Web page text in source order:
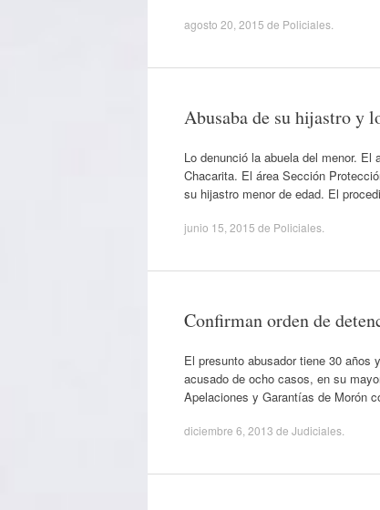
agosto 20, 2015 de Policiales
Abusaba de su hijastro y
Lo denunció la abuela del menor.
Chacarita. El área Sección
su hijastro menor de edad. El
junio 15, 2015 de Policiales
Confirman orden de
El presunto abusador tiene 30
acusado de ocho casos, en su
Apelaciones y Garantías de Morón
diciembre 6, 2013 de Judiciales